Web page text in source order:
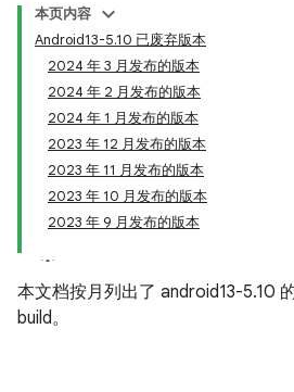
本页内容
Android13-5.10 已废弃版本
2024 年 3 月发布的版本
2024 年 2 月发布的版本
2024 年 1 月发布的版本
2023 年 12 月发布的版本
2023 年 11 月发布的版本
2023 年 10 月发布的版本
2023 年 9 月发布的版本
本文档按月列出了 android13-5.10
build。